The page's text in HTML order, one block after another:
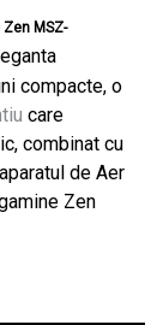
MSZ-
compacte, o
care
combinat cu
de Aer
Zen